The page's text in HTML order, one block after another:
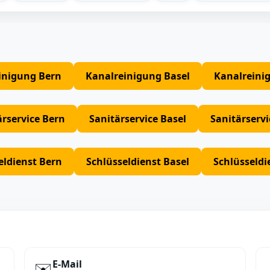
Bern Kanalreinigung Basel
Bern Sanitärservice Basel
Bern Schlüsseldienst Basel
E‑Mail